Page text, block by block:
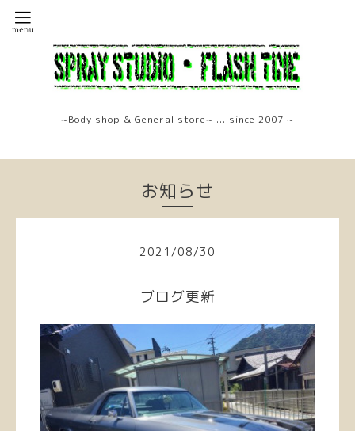
~Body shop & General store~ ... since 2007 ~
お知らせ
2021 /08/30
ブログ更新